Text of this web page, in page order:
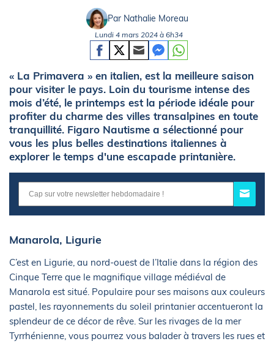
Par Nathalie Moreau
Lundi 4 mars 2024 à 6h34
« La Primavera » en italien, est la meilleure saison
pour visiter le pays. Loin du tourisme intense des
mois d’été, le printemps est la période idéale pour
profiter du charme des villes transalpines en toute
tranquillité. Figaro Nautisme a sélectionné pour
vous les plus belles destinations italiennes à
explorer le temps d'une escapade printanière.
Manarola, Ligurie
C’est en Ligurie, au nord-ouest de l’Italie dans la région des
Cinque Terre que le magnifique village médiéval de
Manarola est situé. Populaire pour ses maisons aux couleurs
pastel, les rayonnements du soleil printanier accentueront la
splendeur de ce décor de rêve. Sur les rivages de la mer
Tyrrhénienne, vous pourrez vous balader à travers les rues et